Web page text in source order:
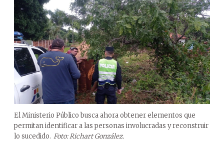
El Ministerio Público busca ahora obtener elementos que
permitan identificar a las personas involucradas y reconstruir
lo sucedido. Foto: Richart González.